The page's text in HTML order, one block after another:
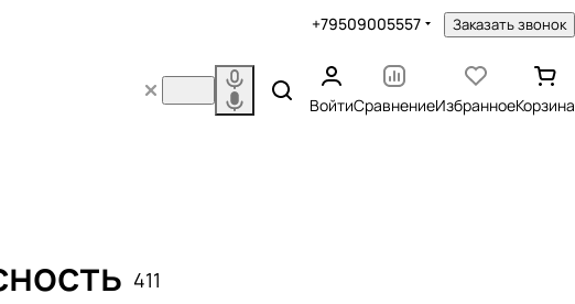
+79509005557 Заказать звонок
ВойтиСравнениеИзбранноеКорзина
411